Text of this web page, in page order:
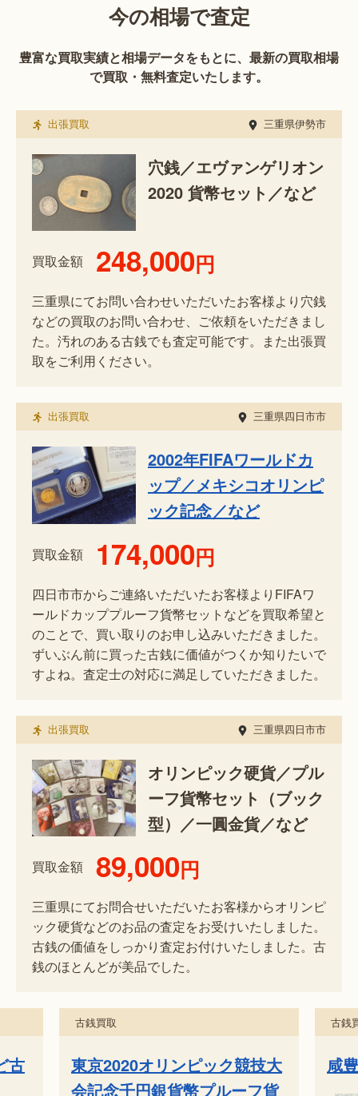
今の相場で査定
豊富な買取実績と相場データをもとに、最新の買取相場
で買取・無料査定いたします。
出張買取 三重県伊勢市
穴銭／エヴァンゲリオン
2020 貨幣セット／など
買取金額 248,000円
三重県にてお問い合わせいただいたお客様より穴銭
などの買取のお問い合わせ、ご依頼をいただきまし
た。汚れのある古銭でも査定可能です。また出張買
取をご利用ください。
出張買取 三重県四日市市
2002年FIFAワールドカ
ップ／メキシコオリンピ
ック記念／など
買取金額 174,000円
四日市市からご連絡いただいたお客様よりFIFAワ
ールドカッププルーフ貨幣セットなどを買取希望と
のことで、買い取りのお申し込みいただきました。
ずいぶん前に買った古銭に価値がつくか知りたいで
すよね。査定士の対応に満足していただきました。
出張買取 三重県四日市市
オリンピック硬貨／プル
ーフ貨幣セット（ブック
型）／一圓金貨／など
買取金額 89,000円
三重県にてお問合せいただいたお客様からオリンピ
ック硬貨などのお品の査定をお受けいたしました。
古銭の価値をしっかり査定お付けいたしました。古
銭のほとんどが美品でした。
古
古銭買取
東京2020オリンピック競技大
会記念千円銀貨幣プルーフ貨
古銭
咸